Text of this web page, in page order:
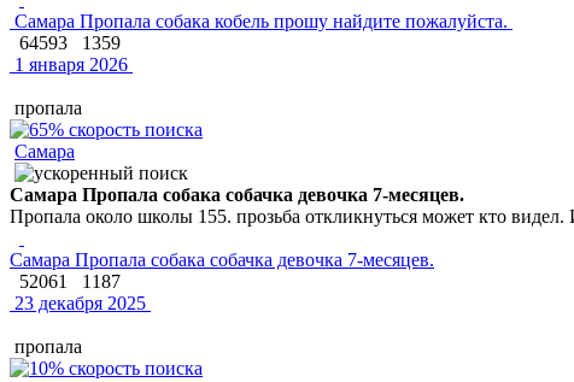
Самара Пропала собака кобель прошу найдите пожалуйста.
64593
1359
1 января 2026
пропала
Самара
Самара Пропала собака собачка девочка 7-месяцев.
Пропала около школы 155. прозьба откликнуться может кто
Самара Пропала собака собачка девочка 7-месяцев.
52061
1187
23 декабря 2025
пропала